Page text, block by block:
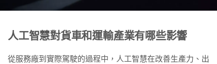
人工智慧對貨車和運輸產業有哪些影響
從服務廠到實際駕駛的過程中，人工智慧在改善生產力、出